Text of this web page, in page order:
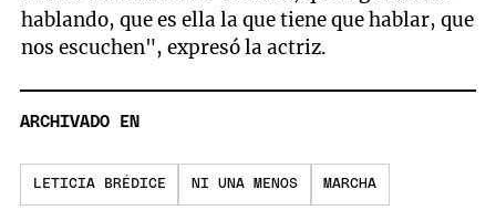
hablando, que es ella la que tiene que hablar, que
nos escuchen", expresó la actriz.
ARCHIVADO EN
LETICIA BRÉDICE NI UNA MENOS MARCHA